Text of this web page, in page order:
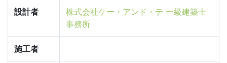
設計者
株式会社ケー・アンド・テ 一級建築士
事務所
施工者